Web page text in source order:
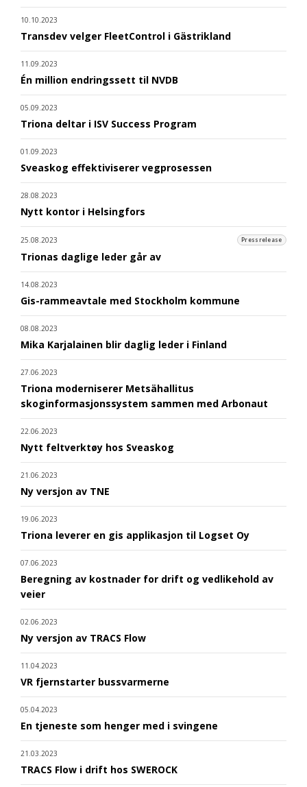
10.10.2023
Transdev velger FleetControl i Gästrikland
11.09.2023
Én million endringssett til NVDB
05.09.2023
Triona deltar i ISV Success Program
01.09.2023
Sveaskog effektiviserer vegprosessen
28.08.2023
Nytt kontor i Helsingfors
25.08.2023 Pressrelease
Trionas daglige leder går av
14.08.2023
Gis-rammeavtale med Stockholm kommune
08.08.2023
Mika Karjalainen blir daglig leder i Finland
27.06.2023
Triona moderniserer Metsähallitus
skoginformasjonssystem sammen med Arbonaut
22.06.2023
Nytt feltverktøy hos Sveaskog
21.06.2023
Ny versjon av TNE
19.06.2023
Triona leverer en gis applikasjon til Logset Oy
07.06.2023
Beregning av kostnader for drift og vedlikehold av
veier
02.06.2023
Ny versjon av TRACS Flow
11.04.2023
VR fjernstarter bussvarmerne
05.04.2023
En tjeneste som henger med i svingene
21.03.2023
TRACS Flow i drift hos SWEROCK